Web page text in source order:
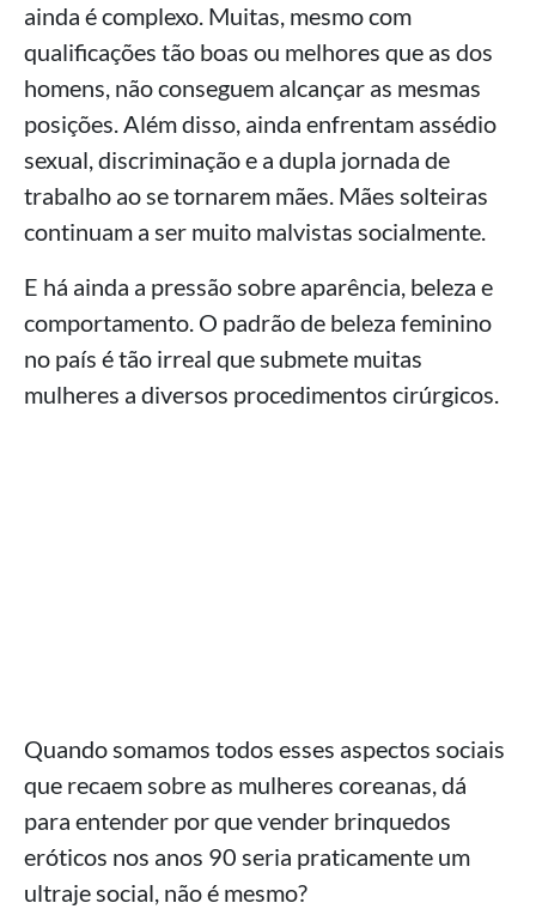
ainda é complexo. Muitas, mesmo com
qualificações tão boas ou melhores que as dos
homens, não conseguem alcançar as mesmas
posições. Além disso, ainda enfrentam assédio
sexual, discriminação e a dupla jornada de
trabalho ao se tornarem mães. Mães solteiras
continuam a ser muito malvistas socialmente.
E há ainda a pressão sobre aparência, beleza e
comportamento. O padrão de beleza feminino
no país é tão irreal que submete muitas
mulheres a diversos procedimentos cirúrgicos.
Quando somamos todos esses aspectos sociais
que recaem sobre as mulheres coreanas, dá
para entender por que vender brinquedos
eróticos nos anos 90 seria praticamente um
ultraje social, não é mesmo?